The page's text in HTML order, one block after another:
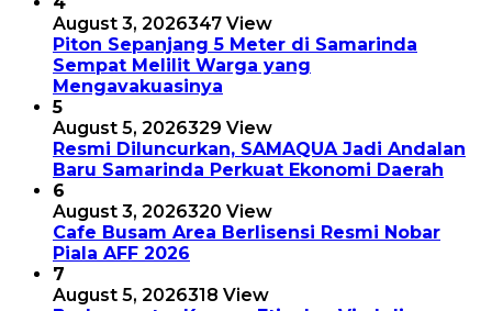
August 3, 2026347 View
Piton Sepanjang 5 Meter di Samarinda
Sempat Melilit Warga yang
Mengavakuasinya
5
August 5, 2026329 View
Resmi Diluncurkan, SAMAQUA Jadi Andalan
Baru Samarinda Perkuat Ekonomi Daerah
6
August 3, 2026320 View
Cafe Busam Area Berlisensi Resmi Nobar
Piala AFF 2026
7
August 5, 2026318 View